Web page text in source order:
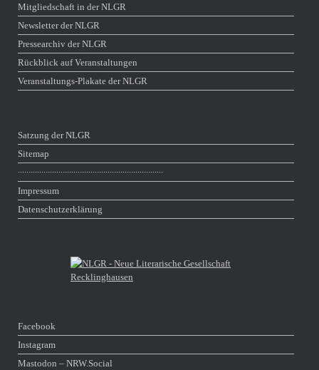
Mitgliedschaft in der NLGR
Newsletter der NLGR
Pressearchiv der NLGR
Rückblick auf Veranstaltungen
Veranstaltungs-Plakate der NLGR
Satzung der NLGR
Sitemap
∙∙∙∙∙∙∙∙∙∙∙∙∙∙∙∙∙∙∙∙∙∙∙∙∙∙∙∙∙∙∙∙∙∙∙∙∙∙∙∙∙∙∙∙∙∙∙∙∙∙∙∙∙∙∙∙∙∙∙∙∙∙∙∙∙∙∙∙
Impressum
Datenschutzerklärung
Facebook
Instagram
Mastodon – NRW​.Social